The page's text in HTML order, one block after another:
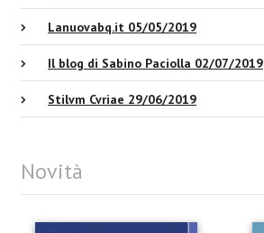
Lanuovabq.it 05/05/2019
Il blog di Sabino Paciolla 02/07/2019
Stilvm Cvriae 29/06/2019
Novità